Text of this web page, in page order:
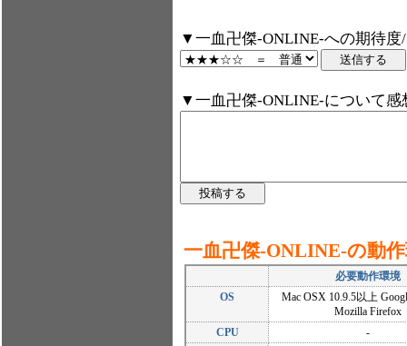
▼一血卍傑-ONLINE-への期待度
▼一血卍傑-ONLINE-について感
一血卍傑-ONLINE-の動
必要動作環境
OS
Mac OSX 10.9.5以上
Mozilla Firefox
CPU
-